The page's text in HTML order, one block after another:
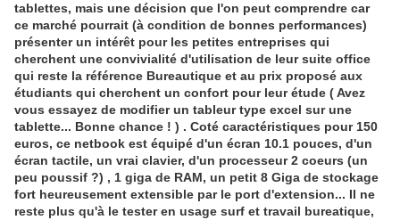
tablettes, mais une décision que l'on peut comprendre car
ce marché pourrait (à condition de bonnes performances)
présenter un intérêt pour les petites entreprises qui
cherchent une convivialité d'utilisation de leur suite office
qui reste la référence Bureautique et au prix proposé aux
étudiants qui cherchent un confort pour leur étude ( Avez
vous essayez de modifier un tableur type excel sur une
tablette... Bonne chance ! ) . Coté caractéristiques pour 150
euros, ce netbook est équipé d'un écran 10.1 pouces, d'un
écran tactile, un vrai clavier, d'un processeur 2 coeurs (un
peu poussif ?) , 1 giga de RAM, un petit 8 Giga de stockage
fort heureusement extensible par le port d'extension... Il ne
reste plus qu'à le tester en usage surf et travail bureatique,